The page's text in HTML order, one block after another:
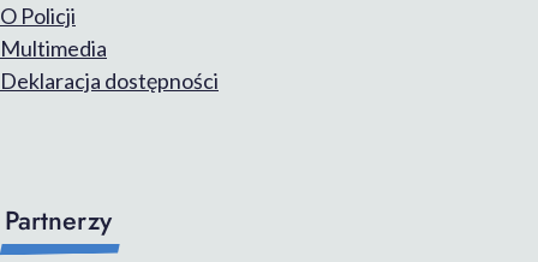
O Policji
Multimedia
Deklaracja dostępności
Partnerzy